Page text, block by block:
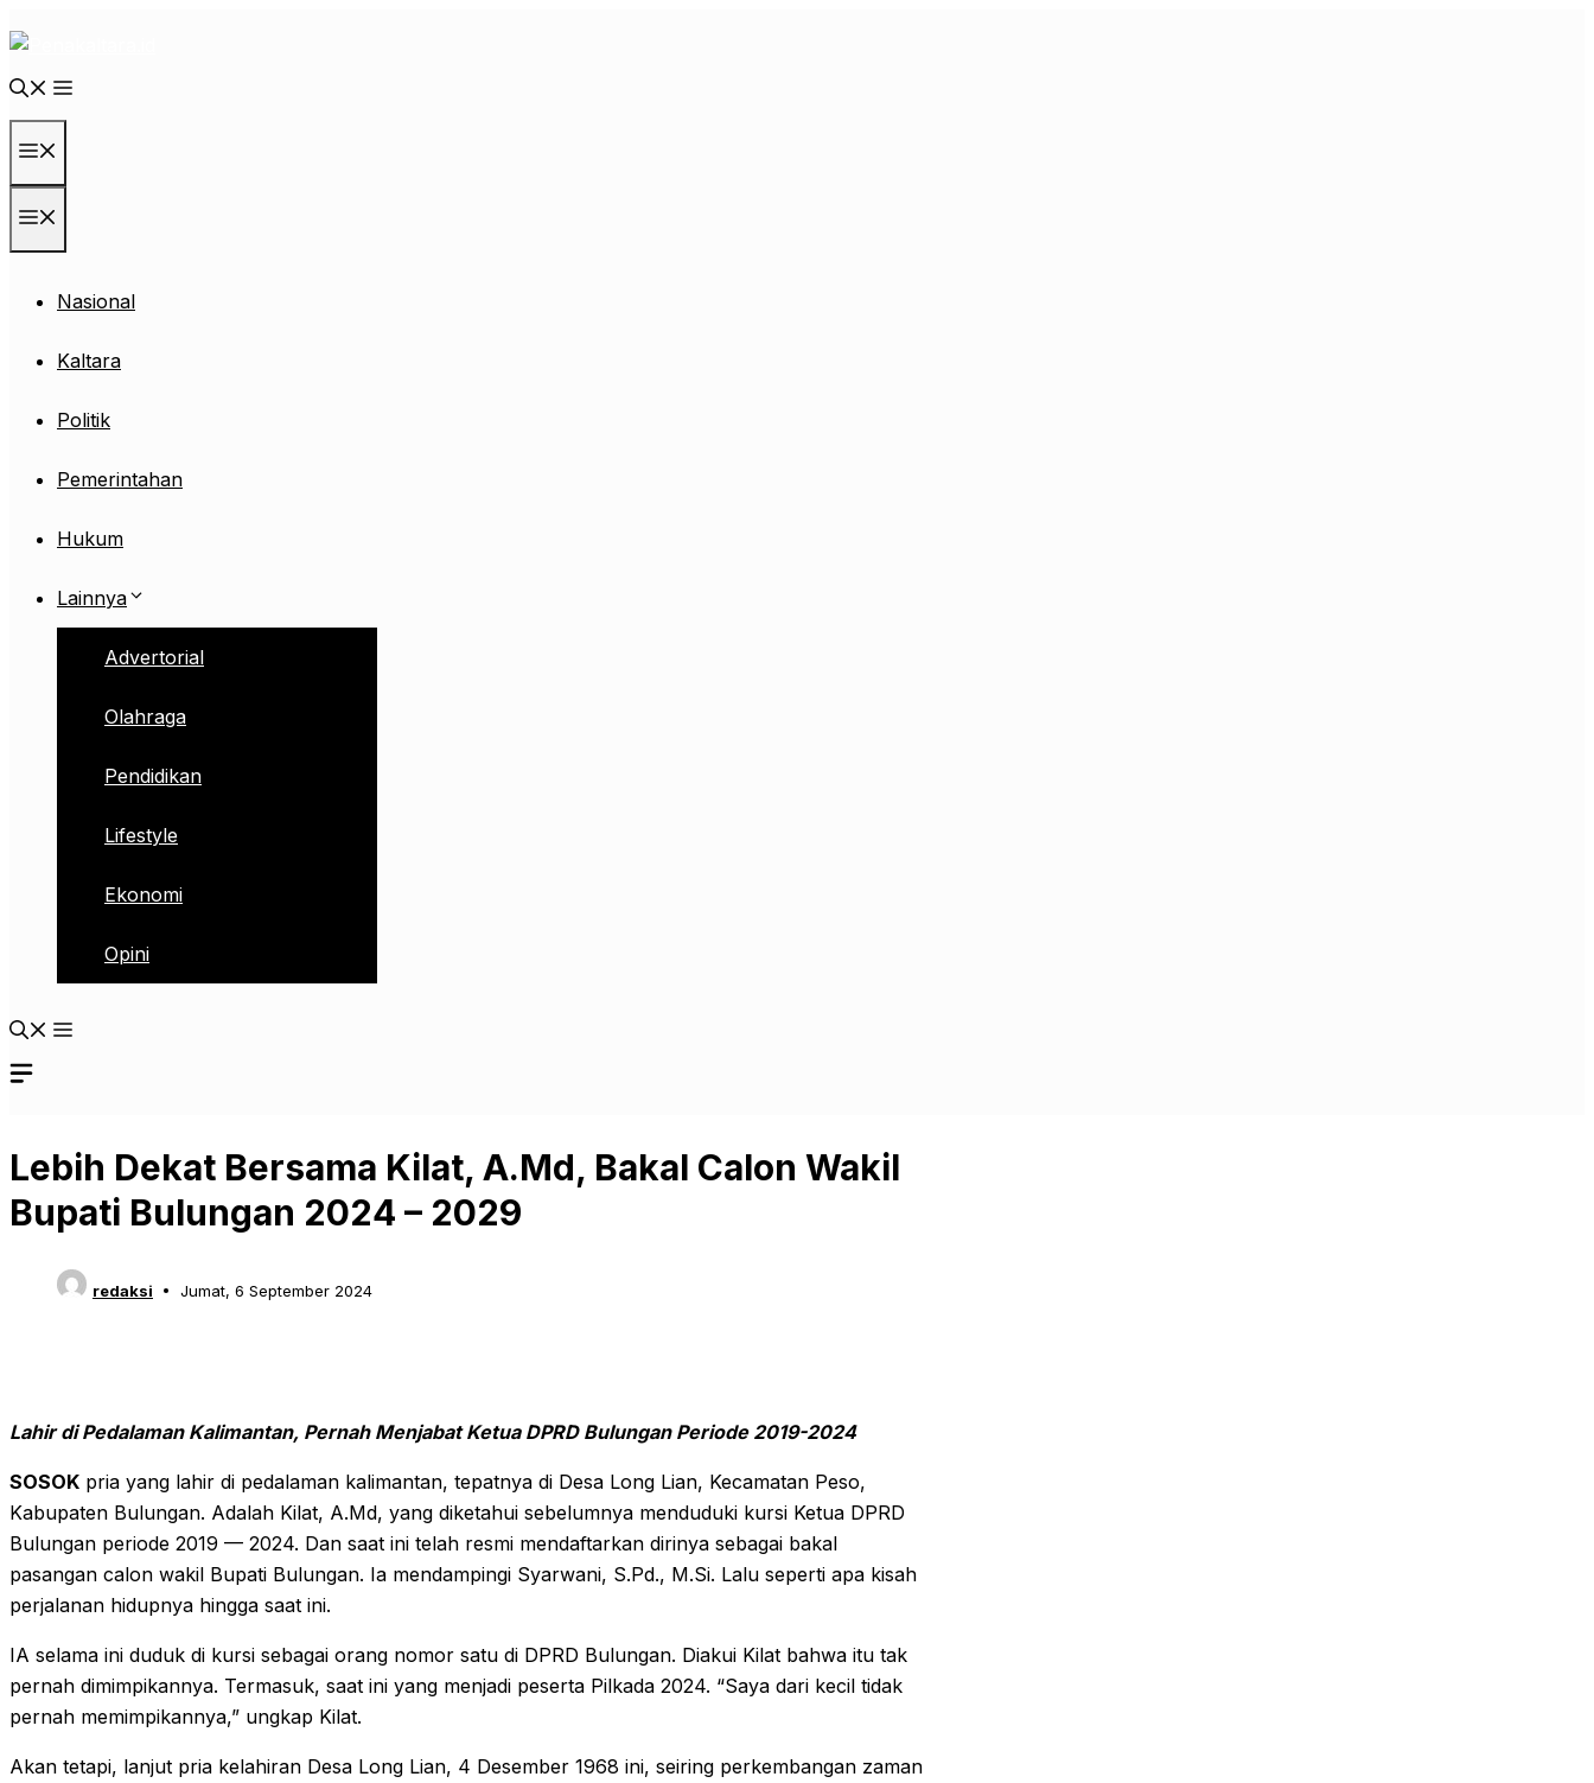
ke
isi
Nasional
Kaltara
Politik
Pemerintahan
Hukum
Lainnya
Advertorial
Olahraga
Pendidikan
Lifestyle
Ekonomi
Opini
Lebih Dekat Bersama Kilat, A.Md, Bakal Calon Wakil
Bupati Bulungan 2024 – 2029
redaksi Jumat, 6 September 2024
Lahir di Pedalaman Kalimantan, Pernah Menjabat Ketua DPRD Bulungan Periode 2019-2024
SOSOK pria yang lahir di pedalaman kalimantan, tepatnya di Desa Long Lian, Kecamatan Peso,
Kabupaten Bulungan. Adalah Kilat, A.Md, yang diketahui sebelumnya menduduki kursi Ketua DPRD
Bulungan periode 2019 — 2024. Dan saat ini telah resmi mendaftarkan dirinya sebagai bakal
pasangan calon wakil Bupati Bulungan. Ia mendampingi Syarwani, S.Pd., M.Si. Lalu seperti apa kisah
perjalanan hidupnya hingga saat ini.
IA selama ini duduk di kursi sebagai orang nomor satu di DPRD Bulungan. Diakui Kilat bahwa itu tak
pernah dimimpikannya. Termasuk, saat ini yang menjadi peserta Pilkada 2024. “Saya dari kecil tidak
pernah memimpikannya,” ungkap Kilat.
Akan tetapi, lanjut pria kelahiran Desa Long Lian, 4 Desember 1968 ini, seiring perkembangan zaman